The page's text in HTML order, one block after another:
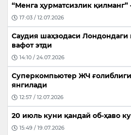
“Менга ҳурматсизлик қилманг”
17:03 / 12.07.2026
Саудия шаҳзодаси Лондондаги
вафот этди
14:10 / 24.07.2026
Суперкомпьютер ЖЧ
янгилади
12:57 / 12.07.2026
20 июль куни қандай об-ҳаво
15:49 / 19.07.2026